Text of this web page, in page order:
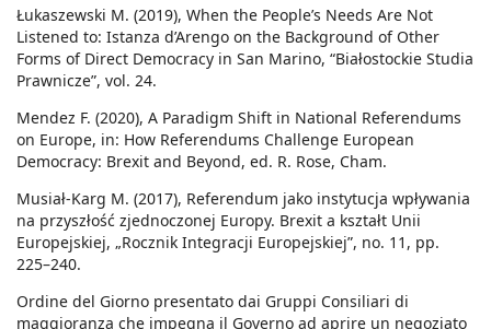
Łukaszewski M. (2019), When the People’s Needs Are Not
Listened to: Istanza d’Arengo on the Background of Other
Forms of Direct Democracy in San Marino, “Białostockie Studia
Prawnicze”, vol. 24.
Mendez F. (2020), A Paradigm Shift in National Referendums
on Europe, in: How Referendums Challenge European
Democracy: Brexit and Beyond, ed. R. Rose, Cham.
Musiał-Karg M. (2017), Referendum jako instytucja wpływania
na przyszłość zjednoczonej Europy. Brexit a kształt Unii
Europejskiej, „Rocznik Integracji Europejskiej”, no. 11, pp.
225–240.
Ordine del Giorno presentato dai Gruppi Consiliari di
maggioranza che impegna il Governo ad aprire un negoziato